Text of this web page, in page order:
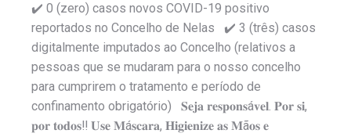
✔️ 0 (zero) casos novos COVID-19 positivo
reportados no Concelho de Nelas ✔️ 3 (três) casos
digitalmente imputados ao Concelho (relativos a
pessoas que se mudaram para o nosso concelho
para cumprirem o tratamento e período de
confinamento obrigatório) 𝐒𝐞𝐣𝐚 𝐫𝐞𝐬𝐩𝐨𝐧𝐬á𝐯𝐞𝐥. 𝐏𝐨𝐫 𝐬𝐢,
𝐩𝐨𝐫 𝐭𝐨𝐝𝐨𝐬‼️ 𝐔𝐬𝐞 𝐌á𝐬𝐜𝐚𝐫𝐚, 𝐇𝐢𝐠𝐢𝐞𝐧𝐢𝐳𝐞 𝐚𝐬 𝐌ã𝐨𝐬 𝐞